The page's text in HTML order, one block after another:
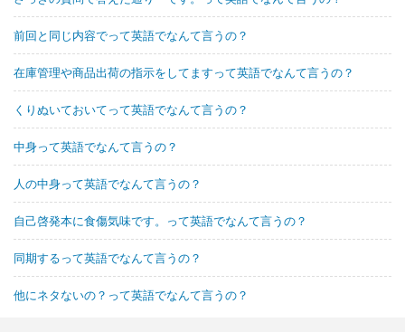
前回と同じ内容でって英語でなんて言うの？
在庫管理や商品出荷の指示をしてますって英語でなんて言うの？
くりぬいておいてって英語でなんて言うの？
中身って英語でなんて言うの？
人の中身って英語でなんて言うの？
自己啓発本に食傷気味です。って英語でなんて言うの？
同期するって英語でなんて言うの？
他にネタないの？って英語でなんて言うの？